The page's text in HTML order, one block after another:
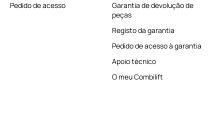
Pedido de acesso
Garantia de devolução de
peças
Registo da garantia
Pedido de acesso à garantia
Apoio técnico
O meu Combilift